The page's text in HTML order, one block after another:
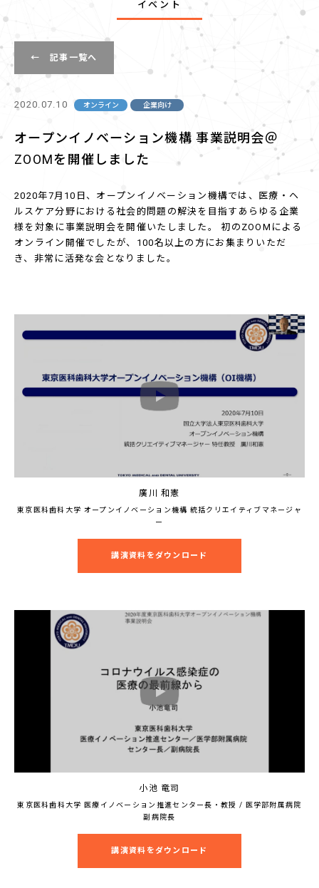
イベント
← 記事一覧へ
2020.07.10 オンライン 企業向け
オープンイノベーション機構 事業説明会＠
ZOOMを開催しました
2020年7月10日、オープンイノベーション機構では、医療・ヘ
ルスケア分野における社会的問題の解決を目指すあらゆる企業
様を対象に事業説明会を開催いたしました。 初のZOOMによる
オンライン開催でしたが、100名以上の方にお集まりいただ
き、非常に活発な会となりました。
廣川 和憲
東京医科歯科大学 オープンイノベーション機構 統括クリエイティブマネージャ
ー
講演資料をダウンロード
小池 竜司
東京医科歯科大学 医療イノベーション推進センター長・教授 / 医学部附属病院
副病院長
講演資料をダウンロード